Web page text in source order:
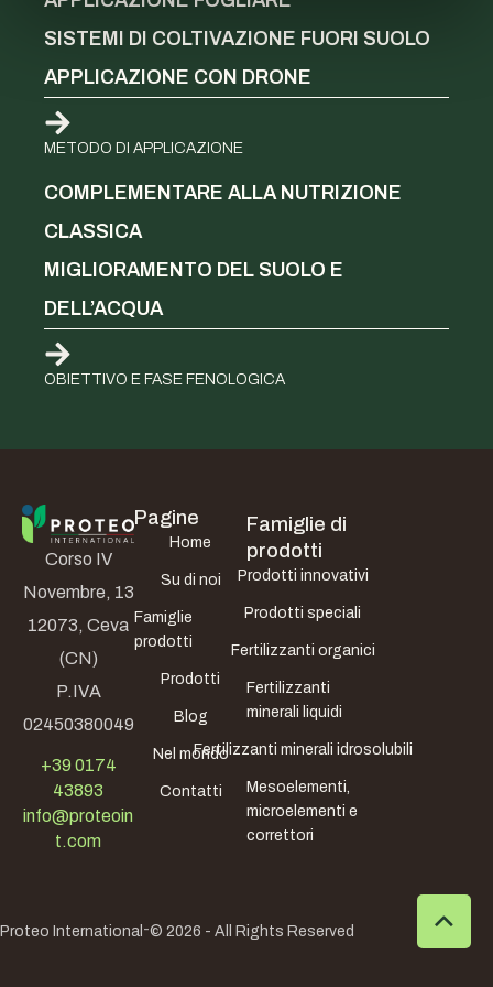
SISTEMI DI COLTIVAZIONE FUORI SUOLO
APPLICAZIONE CON DRONE
METODO DI APPLICAZIONE
COMPLEMENTARE ALLA NUTRIZIONE
CLASSICA
MIGLIORAMENTO DEL SUOLO E
DELL’ACQUA
OBIETTIVO E FASE FENOLOGICA
Corso IV
Novembre, 13
12073, Ceva
(CN)
P.IVA
02450380049
+39 0174
43893
info@proteoin
t.com
Pagine
Home
Su di noi
Famiglie
prodotti
Prodotti
Blog
Nel mondo
Contatti
Famiglie di
prodotti
Prodotti innovativi
Prodotti speciali
Fertilizzanti organici
Fertilizzanti
minerali liquidi
Fertilizzanti minerali idrosolubili
Mesoelementi,
microelementi e
correttori
Proteo International -© 2026 - All Rights Reserved